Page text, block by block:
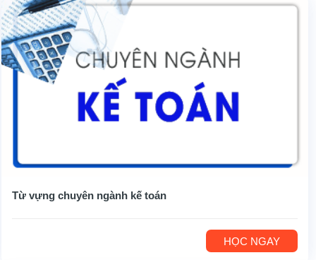
Từ vựng chuyên ngành kế toán
HỌC NGAY